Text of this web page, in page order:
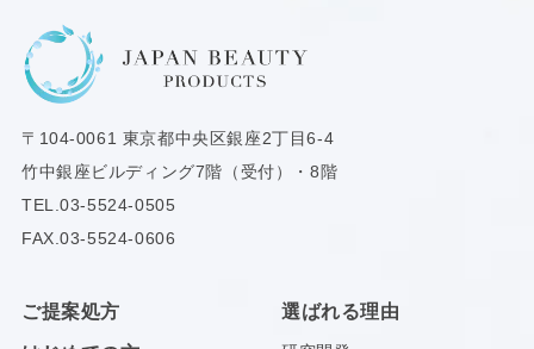
〒104-0061 東京都中央区銀座2丁目6-4
竹中銀座ビルディング7階（受付）・8階
TEL.03-5524-0505
FAX.03-5524-0606
ご提案処方 選ばれる理由